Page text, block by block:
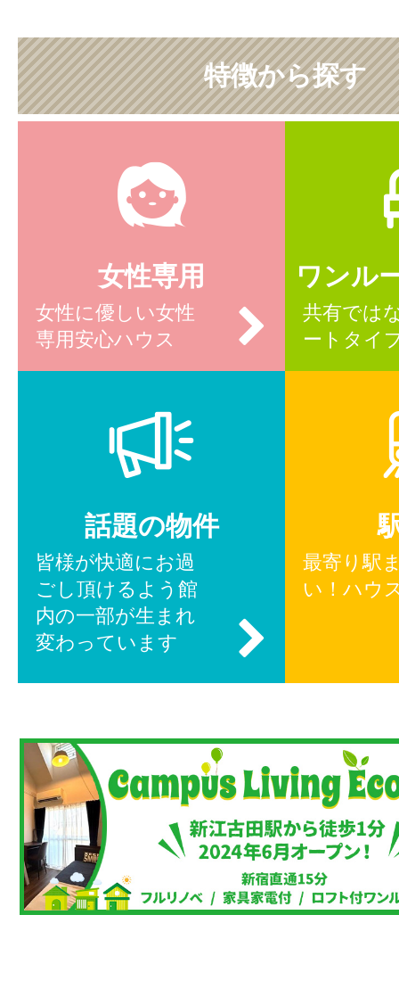
特徴から探す
女性専用
女性に優しい女性
専用安心ハウス
ワンル
共有では
ートタイ
話題の物件
皆様が快適にお過
ごし頂けるよう館
内の一部が生まれ
変わっています
最寄り駅
い！ハウ